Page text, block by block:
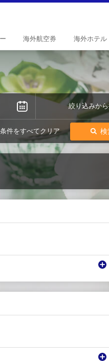
海外航空券 海外ホテル
絞り込みか
検
件をすべてクリア